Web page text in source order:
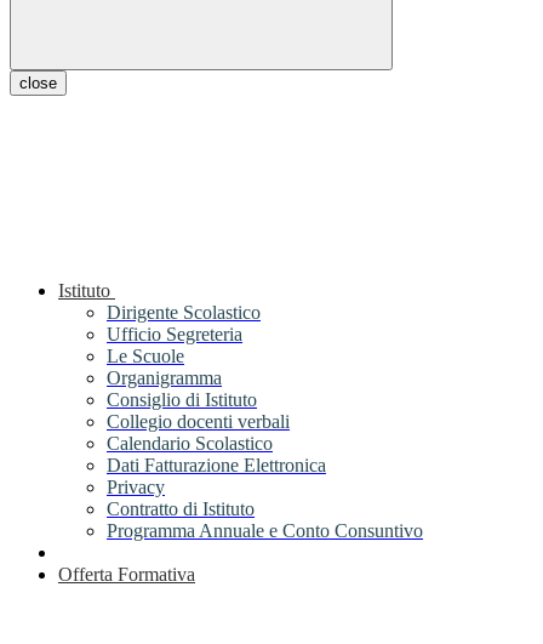
close
Istituto
Dirigente Scolastico
Ufficio Segreteria
Le Scuole
Organigramma
Consiglio di Istituto
Collegio docenti verbali
Calendario Scolastico
Dati Fatturazione Elettronica
Privacy
Contratto di Istituto
Programma Annuale e Conto Consuntivo
Offerta Formativa